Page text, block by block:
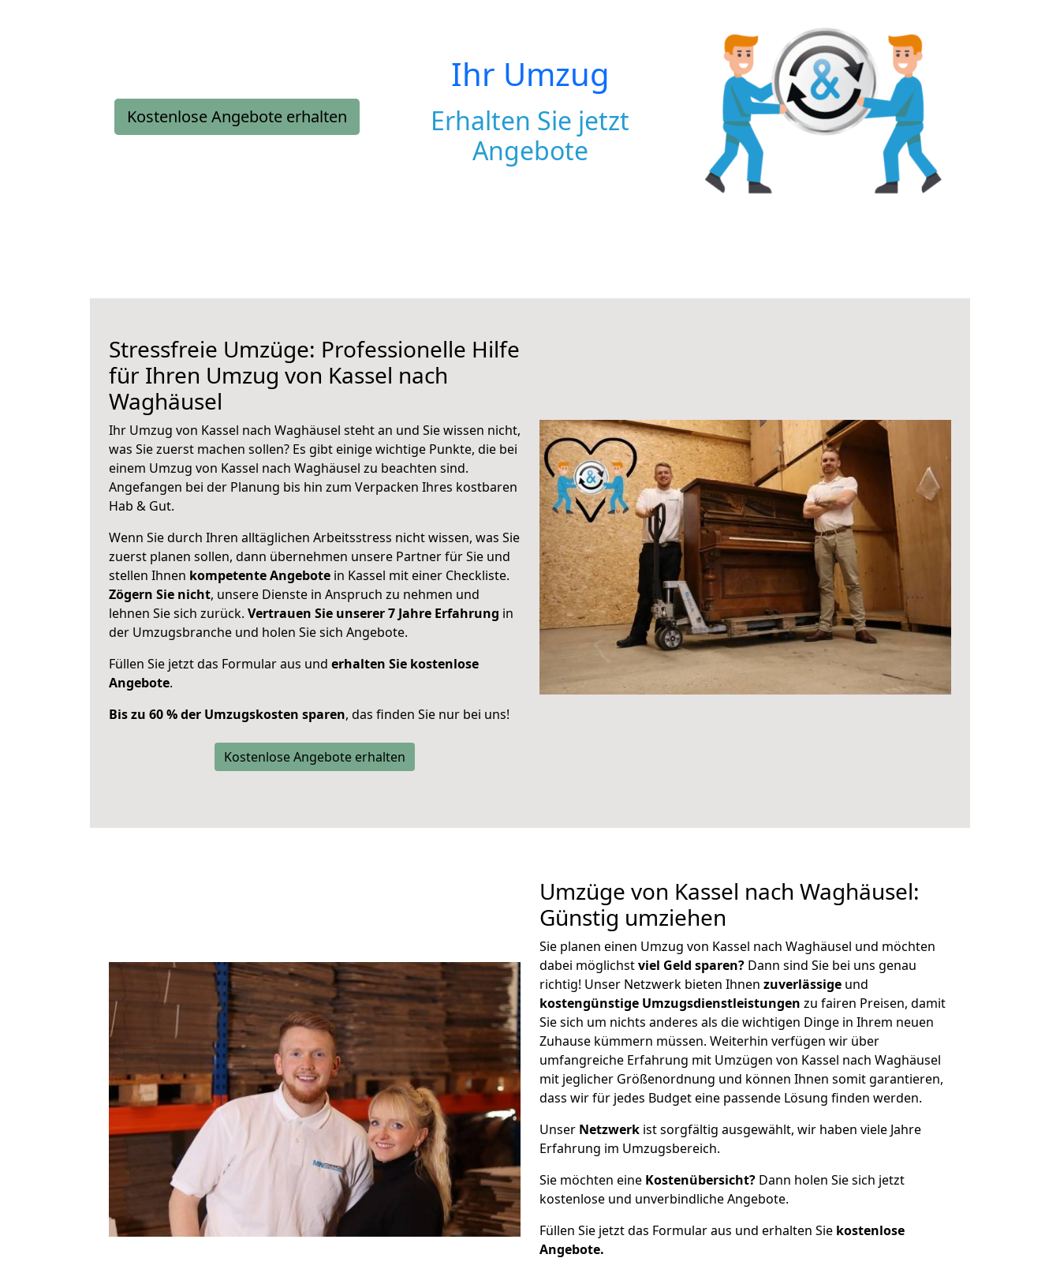
Kostenlose Angebote erhalten
Ihr Umzug
Erhalten Sie jetzt
Angebote
Stressfreie Umzüge: Professionelle Hilfe
für Ihren Umzug von Kassel nach
Waghäusel
Ihr Umzug von Kassel nach Waghäusel steht an und Sie wissen nicht,
was Sie zuerst machen sollen? Es gibt einige wichtige Punkte, die bei
einem Umzug von Kassel nach Waghäusel zu beachten sind.
Angefangen bei der Planung bis hin zum Verpacken Ihres kostbaren
Hab & Gut.
Wenn Sie durch Ihren alltäglichen Arbeitsstress nicht wissen, was Sie
zuerst planen sollen, dann übernehmen unsere Partner für Sie und
stellen Ihnen kompetente Angebote in Kassel mit einer Checkliste.
Zögern Sie nicht, unsere Dienste in Anspruch zu nehmen und
lehnen Sie sich zurück. Vertrauen Sie unserer 7 Jahre Erfahrung in
der Umzugsbranche und holen Sie sich Angebote.
Füllen Sie jetzt das Formular aus und erhalten Sie kostenlose
Angebote.
Bis zu 60 % der Umzugskosten sparen, das finden Sie nur bei uns!
Kostenlose Angebote erhalten
Umzüge von Kassel nach Waghäusel:
Günstig umziehen
Sie planen einen Umzug von Kassel nach Waghäusel und möchten
dabei möglichstviel Geld sparen? Dann sind Sie bei uns genau
richtig! Unser Netzwerk bieten Ihnen zuverlässige und
kostengünstige Umzugsdienstleistungen zu fairen Preisen, damit
Sie sich um nichts anderes als die wichtigen Dinge in Ihrem neuen
Zuhause kümmern müssen. Weiterhin verfügen wir über
umfangreiche Erfahrung mit Umzügen von Kassel nach Waghäusel
mit jeglicher Größenordnung und können Ihnen somit garantieren,
dass wir für jedes Budget eine passende Lösung finden werden.
Unser Netzwerk ist sorgfältig ausgewählt, wir haben viele Jahre
Erfahrung im Umzugsbereich.
Sie möchten eine Kostenübersicht? Dann holen Sie sich jetzt
kostenlose und unverbindliche Angebote.
Füllen Sie jetzt das Formular aus und erhalten Sie kostenlose
Angebote.